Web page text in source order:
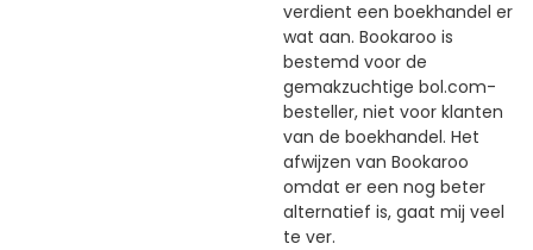
verdient een boekhandel er
wat aan. Bookaroo is
bestemd voor de
gemakzuchtige bol.com-
besteller, niet voor klanten
van de boekhandel. Het
afwijzen van Bookaroo
omdat er een nog beter
alternatief is, gaat mij veel
te ver.